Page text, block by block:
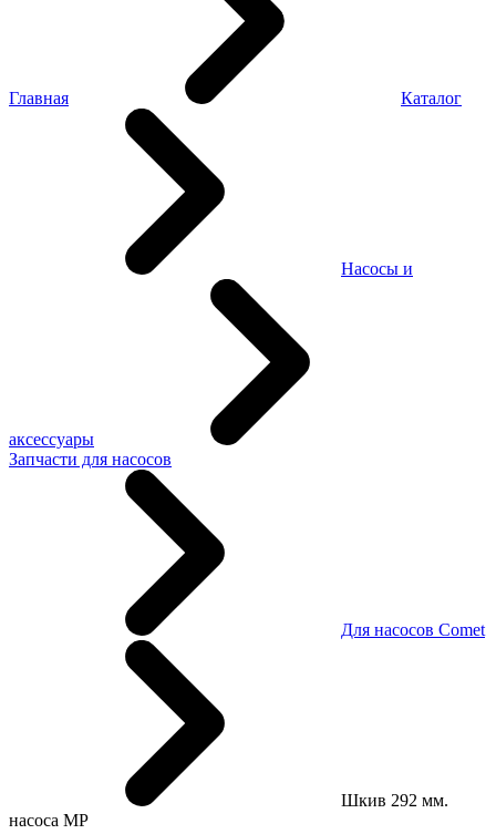
Главная Каталог
Насосы и
аксессуары
Запчасти для насосов
Для насосов Comet
Шкив 292 мм.
насоса MP